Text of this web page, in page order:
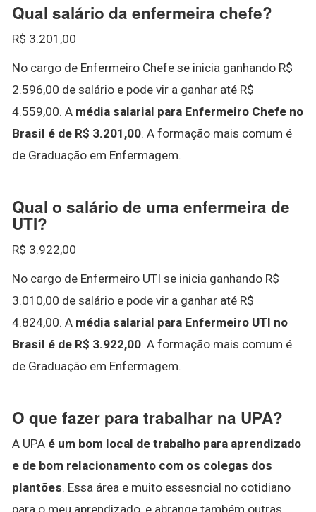
Qual salário da enfermeira chefe?
R$ 3.201,00
No cargo de Enfermeiro Chefe se inicia ganhando R$
2.596,00 de salário e pode vir a ganhar até R$
4.559,00. A média salarial para Enfermeiro Chefe no
Brasil é de R$ 3.201,00. A formação mais comum é
de Graduação em Enfermagem.
Qual o salário de uma enfermeira de
UTI?
R$ 3.922,00
No cargo de Enfermeiro UTI se inicia ganhando R$
3.010,00 de salário e pode vir a ganhar até R$
4.824,00. A média salarial para Enfermeiro UTI no
Brasil é de R$ 3.922,00. A formação mais comum é
de Graduação em Enfermagem.
O que fazer para trabalhar na UPA?
A UPA é um bom local de trabalho para aprendizado
e de bom relacionamento com os colegas dos
plantões. Essa área e muito essesncial no cotidiano
para o meu aprendizado, e abrange também outras